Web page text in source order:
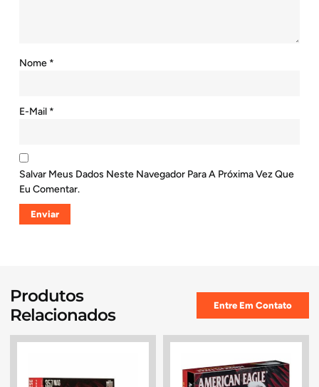
Nome *
E-Mail *
Salvar Meus Dados Neste Navegador Para A Próxima Vez Que
Eu Comentar.
Produtos
Relacionados
Entre Em Contato